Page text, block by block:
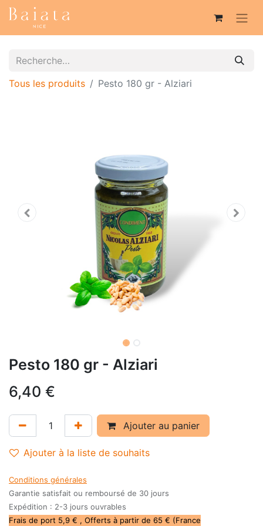
Tous les produits Pesto 180 gr - Alziari
Pesto 180 gr - Alziari
6,40 €
Ajouter au panier
Ajouter à la liste de souhaits
Conditions générales
Garantie satisfait ou remboursé de 30 jours
Expédition : 2-3 jours ouvrables
Frais de port 5,9 € , Offerts à partir de 65 € (France